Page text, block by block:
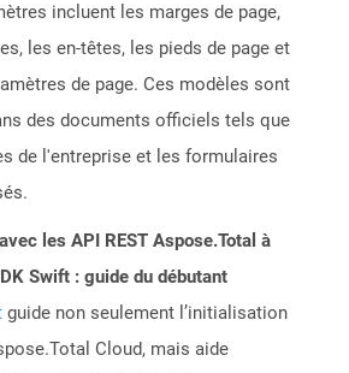
incluent les marges de page,
les en-têtes, les pieds de page et
de page. Ces modèles sont
des documents officiels tels que
de l'entreprise et les formulaires
les API REST Aspose.Total à
Swift : guide du débutant
guide non seulement l’initialisation
Cloud, mais aide